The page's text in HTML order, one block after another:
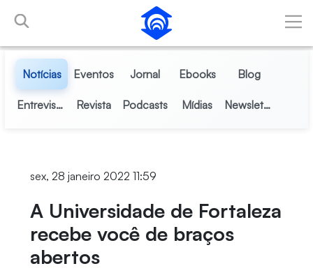
Pular para o Conteúdo principal
Notícias Eventos Jornal Ebooks Blog
Entrevistas Revista Podcasts Mídias Newsletter
sex, 28 janeiro 2022 11:59
A Universidade de Fortaleza
recebe você de braços
abertos